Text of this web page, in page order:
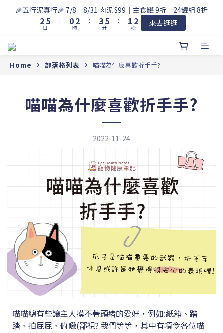
🎉五行泥真行🎉 7/8－8/31 肉泥 $99｜主食罐 9折｜24罐組 8折
3
2
1
6
5
4
1
日
:
1
0
3
2
1
時
:
4
3
2
6
5
4
1
分
:
2
1
0
3
2
1
秒 來去逛逛
Home 部落格列表 喵喵為什麼喜歡折手手?
喵喵為什麼喜歡折手手?
2022-11-24
喵喵總有些讓主人摸不著頭緒的愛好，例如:紙箱、踏
踏、拍屁屁、俯瞰(鄙視? 我們等等，其中有項令各位喵